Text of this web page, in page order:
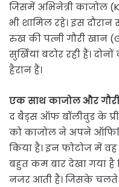
जिसमें अभिनेत्री काजोल
भी शामिल रहे। इस
रुख की पत्नी गौरी खान
सुर्खियां बटोर रही हैं।
हैरान हैं।
एक साथ काजोल और
द बैड्स ऑफ बॉलीवुड के
को काजोल ने अपने
किया है। इन फोटोज में वह
बहुत कम बार देखा गया है
नजर आती हैं। जिसके